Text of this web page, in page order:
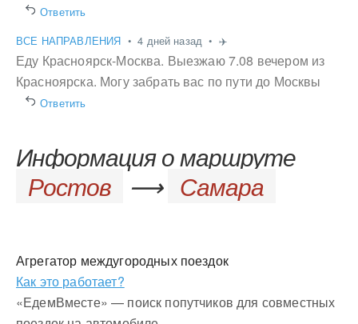
Ответить
ВСЕ НАПРАВЛЕНИЯ • 4 дней назад • ✈️
Еду Красноярск-Москва. Выезжаю 7.08 вечером из
Красноярска. Могу забрать вас по пути до Москвы
Ответить
Информация о маршруте
Ростов
⟶ Самара
Агрегатор междугородных поездок
Как это работает?
«ЕдемВместе» — поиск попутчиков для совместных